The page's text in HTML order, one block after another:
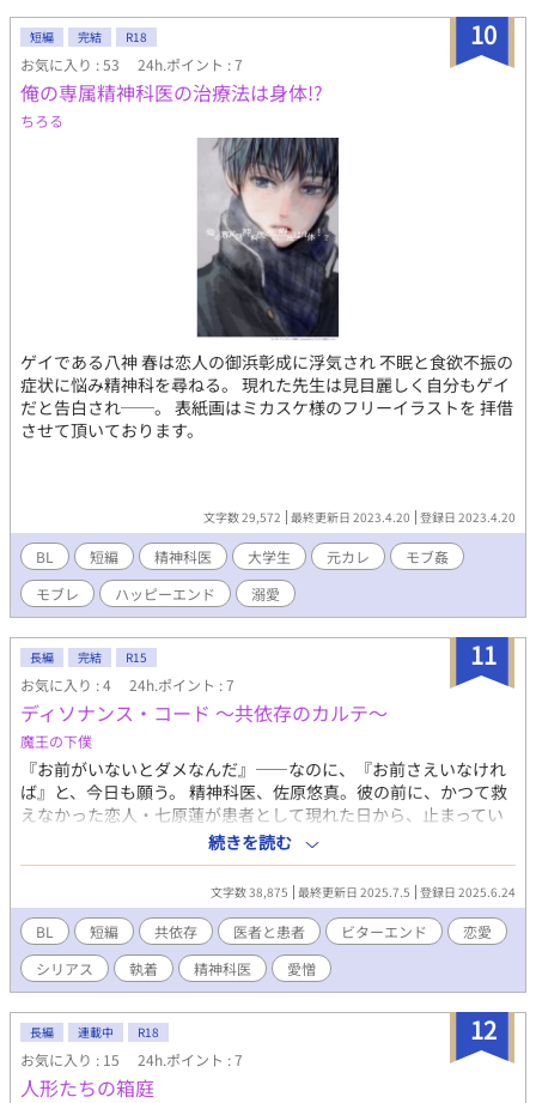
音の思惑を知らない東郷との駆け引きが始まる。 旧家の呪い的な
雰囲気のお話です。 受けが設定上前半は不憫で可哀想な描写も多
いですが、最後はスパダリ彼氏に溺愛されてハッピーエンドで
す。
10
短編 完結 R18
お気に入り : 53 24h.ポイント : 7
俺の専属精神科医の治療法は身体!?
ちろる
ゲイである八神 春は恋人の御浜彰成に浮気され 不眠と食欲不振の
症状に悩み精神科を尋ねる。 現れた先生は見目麗しく自分もゲイ
だと告白され──。 表紙画はミカスケ様のフリーイラストを 拝借
させて頂いております。
文字数 29,572 最終更新日 2023.4.20 登録日 2023.4.20
BL 短編 精神科医 大学生 元カレ
モブ姦
モブレ
ハッピーエンド 溺愛
11
長編 完結 R15
お気に入り : 4 24h.ポイント : 7
ディソナンス・コード ～共依存のカルテ～
魔王の下僕
『お前がいないとダメなんだ』――なのに、『お前さえいなけれ
ば』と、今日も願う。 精神科医、佐原悠真。彼の前に、かつて救
えなかった恋人・七原蓮が患者として現れた日から、止まってい
たはずの時間が再び動き出す。 過去への罪悪感から蓮を「救済」
しようと誓う佐原。だがその願いは、次第に「愛情」という名の
歪んだ支配欲へと変貌していく。 一方、蓮もまた、佐原を憎みな
がら、その支配に身を委ねることでしか得られない安らぎに溺れ
ていく。 救済という名の支配か、愛情という名の依存か。 医者と
患者、元恋人という危険な境界線で、互いの魂を求め、傷つけ合
う二人。 不協和音（ディソナンス）を奏でる彼らが辿り着く、歪
で美しい共依存の果て。 全12話。1日1投稿、投稿時間は２１時か
２２時にいたします。よろしくお願いします。
続きを読む
文字数 38,875 最終更新日 2025.7.5 登録日 2025.6.24
BL 短編 共依存 医者と患者 ビターエンド
恋愛
シリアス
執着 精神科医 愛憎
12
長編 連載中 R18
お気に入り : 15 24h.ポイント : 7
人形たちの箱庭